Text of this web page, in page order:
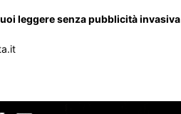
leggere senza pubblicità invasiva